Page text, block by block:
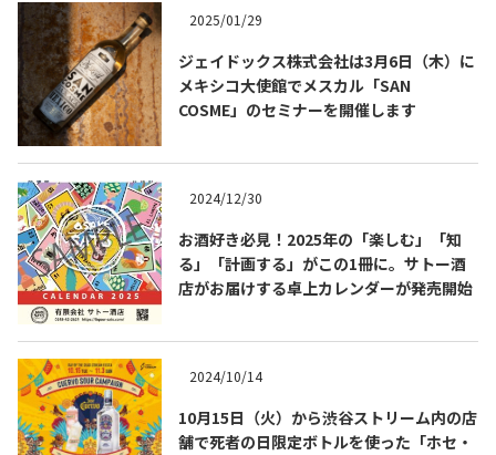
COPYRIGHT © JUAST All rights reserved.
2025/01/29
ジェイドックス株式会社は3月6日（木）に
メキシコ大使館でメスカル「SAN
COSME」のセミナーを開催します
2024/12/30
お酒好き必見！2025年の「楽しむ」「知
る」「計画する」がこの1冊に。サトー酒
店がお届けする卓上カレンダーが発売開始
2024/10/14
10月15日（火）から渋谷ストリーム内の店
舗で死者の日限定ボトルを使った「ホセ・